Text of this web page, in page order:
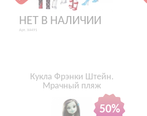
НЕТ В НАЛИЧИИ
Арт. X4491
50%
Кукла Фрэнки Штейн.
Мрачный пляж